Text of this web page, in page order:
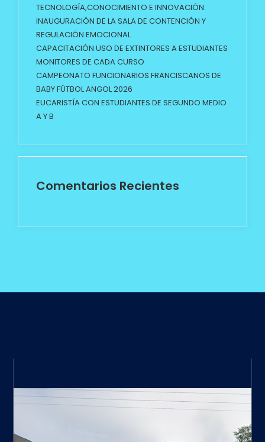
TECNOLOGÍA,CONOCIMIENTO E INNOVACIÓN.
INAUGURACIÓN DE LA SALA DE CONTENCIÓN Y
REGULACIÓN EMOCIONAL
CAPACITACIÓN USO DE EXTINTORES A ESTUDIANTES
MONITORES DE CADA CURSO
CAMPEONATO FUNCIONARIOS FRANCISCANOS DE
BABY FÚTBOL ANGOL 2026
EUCARISTÍA CON ESTUDIANTES DE SEGUNDO MEDIO
A Y B
Comentarios Recientes